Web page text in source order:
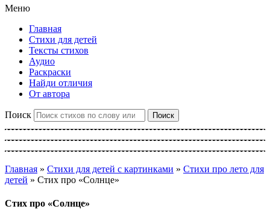
Меню
Главная
Стихи для детей
Тексты стихов
Аудио
Раскраски
Найди отличия
От автора
Поиск Поиск
Главная » Стихи для детей с картинками » Стихи про лето для
детей » Стих про «Солнце»
Стих про «Солнце»